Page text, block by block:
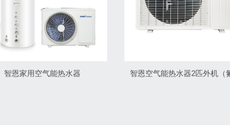
智恩家用空气能热水器 智恩空气能热水器2匹外机（